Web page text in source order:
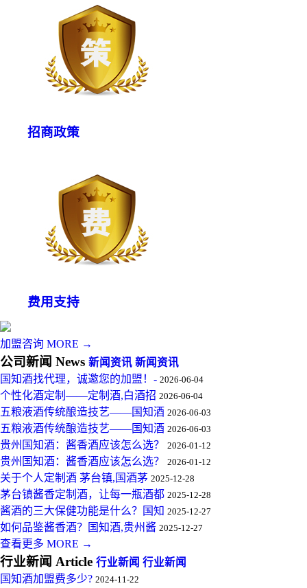
招商政策
费用支持
加盟咨询 MORE →
公司新闻 News 新闻资讯 新闻资讯
国知酒找代理，诚邀您的加盟！- 2026-06-04
个性化酒定制——定制酒,白酒招 2026-06-04
五粮液酒传统酿造技艺——国知酒 2026-06-03
五粮液酒传统酿造技艺——国知酒 2026-06-03
贵州国知酒：酱香酒应该怎么选？ 2026-01-12
贵州国知酒：酱香酒应该怎么选？ 2026-01-12
关于个人定制酒 茅台镇,国酒茅 2025-12-28
茅台镇酱香定制酒，让每一瓶酒都 2025-12-28
酱酒的三大保健功能是什么？国知 2025-12-27
如何品鉴酱香酒？国知酒,贵州酱 2025-12-27
查看更多 MORE →
行业新闻 Article 行业新闻 行业新闻
国知酒加盟费多少? 2024-11-22